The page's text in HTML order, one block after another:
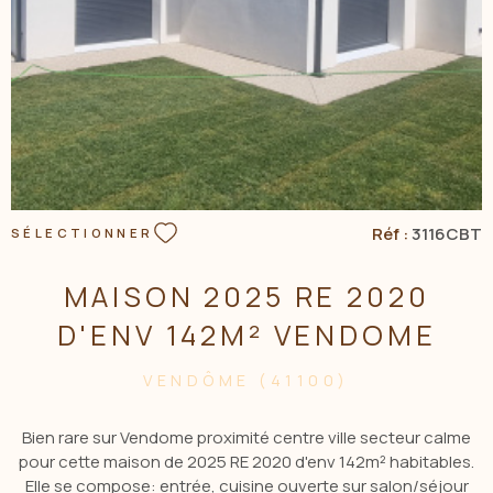
SÉLECTIONNER Réf :3116CBT
MAISON 2025 RE 2020
D'ENV 142M² VENDOME
VENDÔME (41100)
Bien rare sur Vendome proximité centre ville secteur calme
pour cette maison de 2025 RE 2020 d'env 142m² habitables.
Elle se compose: entrée, cuisine ouverte sur salon/séjour